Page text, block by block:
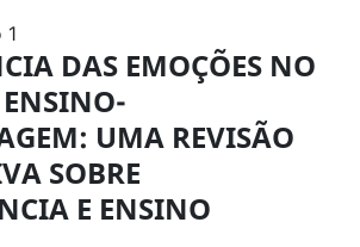
1
DAS EMOÇÕES NO
ENSINO-
UMA REVISÃO
SOBRE
E ENSINO